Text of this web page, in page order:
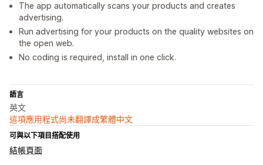
The app automatically scans your products and creates
advertising.
Run advertising for your products on the quality websites on
the open web.
No coding is required, install in one click.
語言
英文
這項應用程式尚未翻譯成繁體中文
可與以下項目搭配使用
結帳頁面